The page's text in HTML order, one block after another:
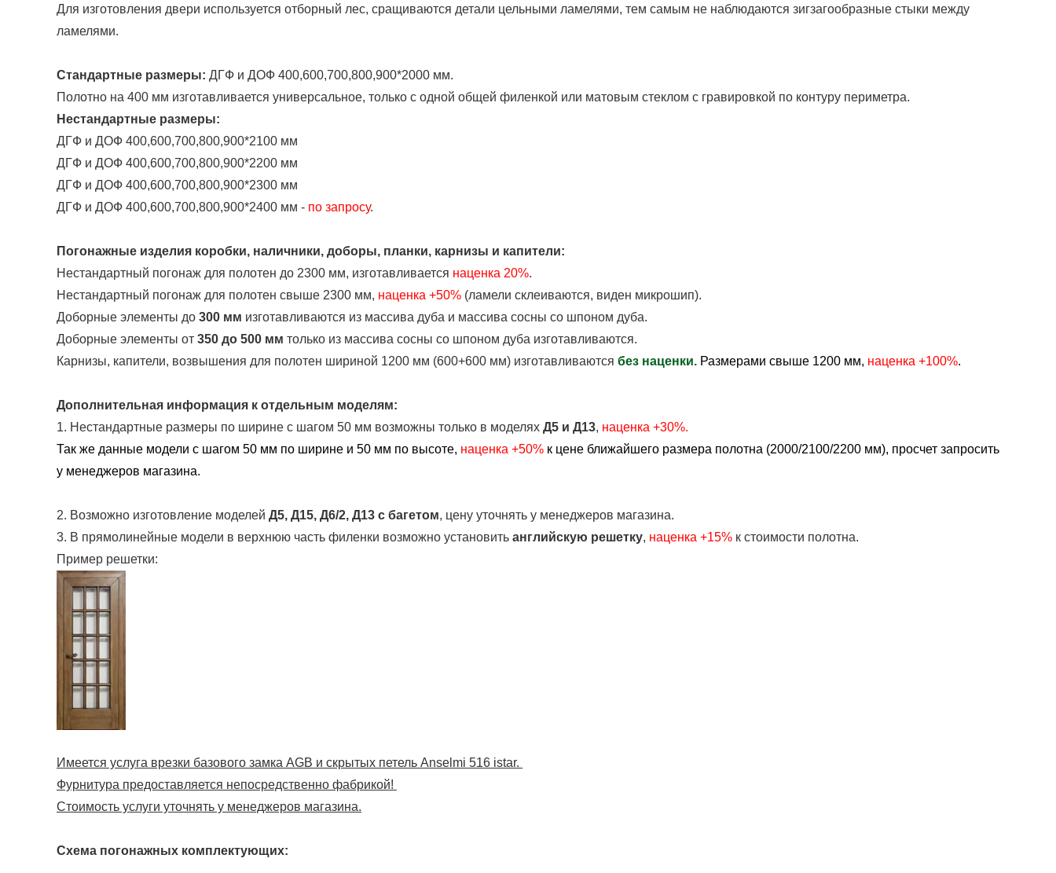
Для изготовления двери используется отборный лес, сращиваются детали цельными ламелями, тем самым не наблюдаются зигзагообразные стыки между
ламелями.
Стандартные размеры: ДГФ и ДОФ 400,600,700,800,900*2000 мм.
Полотно на 400 мм изготавливается универсальное, только с одной общей филенкой или матовым стеклом с гравировкой по контуру периметра.
Нестандартные размеры:
ДГФ и ДОФ 400,600,700,800,900*2100 мм
ДГФ и ДОФ 400,600,700,800,900*2200 мм
ДГФ и ДОФ 400,600,700,800,900*2300 мм
ДГФ и ДОФ 400,600,700,800,900*2400 мм - по запросу.
Погонажные изделия коробки, наличники, доборы, планки, карнизы и капители:
Нестандартный погонаж для полотен до 2300 мм, изготавливается наценка 20%.
Нестандартный погонаж для полотен свыше 2300 мм, наценка +50% (ламели склеиваются, виден микрошип).
Доборные элементы до 300 мм изготавливаются из массива дуба и массива сосны со шпоном дуба.
Доборные элементы от 350 до 500 мм только из массива сосны со шпоном дуба изготавливаются.
Карнизы, капители, возвышения для полотен шириной 1200 мм (600+600 мм) изготавливаются без наценки. Размерами свыше 1200 мм, наценка +100%.
Дополнительная информация к отдельным моделям:
1. Нестандартные размеры по ширине с шагом 50 мм возможны только в моделях Д5 и Д13, наценка +30%.
Так же данные модели с шагом 50 мм по ширине и 50 мм по высоте, наценка +50% к цене ближайшего размера полотна (2000/2100/2200 мм), просчет запросить
у менеджеров магазина.
2. Возможно изготовление моделей Д5, Д15, Д6/2, Д13 с багетом, цену уточнять у менеджеров магазина.
3. В прямолинейные модели в верхнюю часть филенки возможно установить английскую решетку, наценка +15% к стоимости полотна.
Пример решетки:
Имеется услуга врезки базового замка AGB и скрытых петель Anselmi 516 istar.
Фурнитура предоставляется непосредственно фабрикой!
Стоимость услуги уточнять у менеджеров магазина.
Схема погонажных комплектующих: